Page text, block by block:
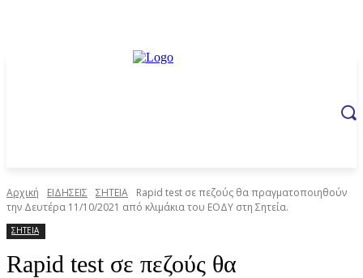
Αρχική ΕΙΔΗΣΕΙΣ ΣΗΤΕΙΑ
Rapid test σε πεζούς θα πραγματοποιηθούν
την Δευτέρα 11/10/2021 από κλιμάκια του ΕΟΔΥ στη Σητεία.
ΣΗΤΕΙΑ
Rapid test σε πεζούς θα